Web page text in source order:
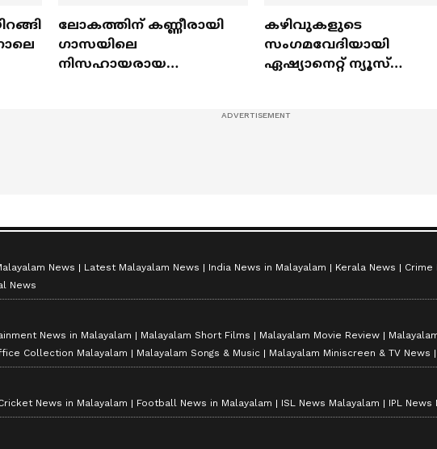
ലോകത്തിന് കണ്ണീരായി
ഗാസയിലെ
നിസഹായരായ
കഴിവുകളുടെ
സംഗമവേദിയായി
ഏഷ്യാനെറ്റ് ന്യൂസ്
News Latest Malayalam News India News in Malayalam Kerala News Crime
News
News in Malayalam Malayalam Short Films Malayalam Movie Review
Collection Malayalam Malayalam Songs & Music Malayalam Miniscreen & TV News
News in Malayalam Football News in Malayalam ISL News Malayalam IPL News